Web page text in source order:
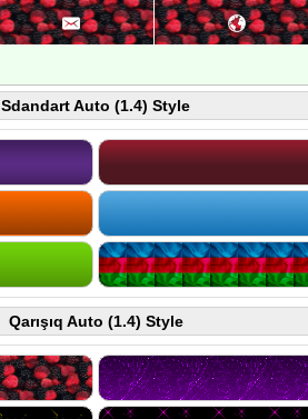
Sdandart Auto (1.4) Style
Qarışıq Auto (1.4) Style